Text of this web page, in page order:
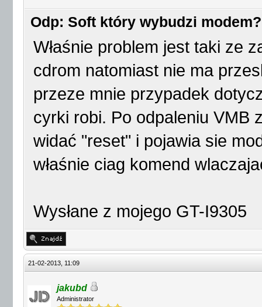
Odp: Soft który wybudzi modem?
Właśnie problem jest taki ze
cdrom natomiast nie ma
przeze mnie przypadek
cyrki robi. Po odpaleniu VMB
widać "reset" i pojawia sie
właśnie ciag komend
Wysłane z mojego GT-I9305
21-02-2013, 11:09
jakubd
Administrator